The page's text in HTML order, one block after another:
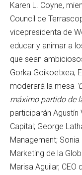
Karen L. Coyne,
Council de
vicepresidenta de
educar y animar a
que sean
Gorka Goikoetxea,
moderará la mesa
máximo partido de
participarán Agustín
Capital; George
Management;
Marketing de la
Marisa Aguilar, CEO